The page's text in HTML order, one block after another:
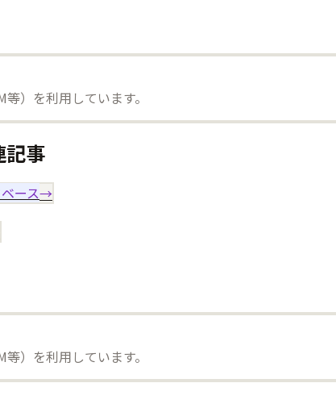
）を利用しています。
記事
ース→
）を利用しています。